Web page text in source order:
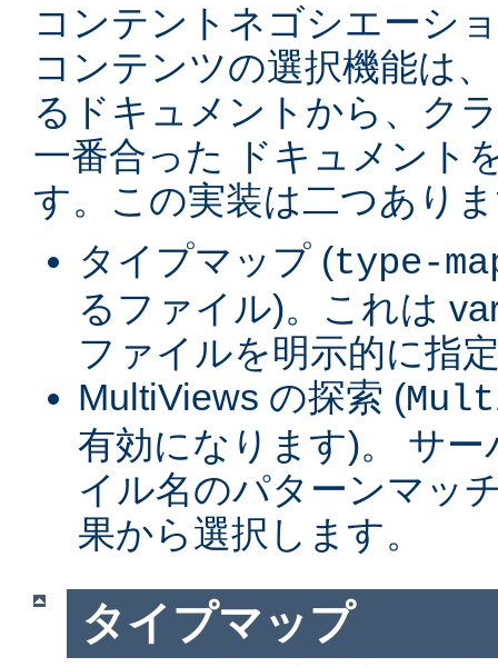
コンテントネゴシエーシ
コンテンツの選択機能は
るドキュメントから、ク
一番合った ドキュメント
す。この実装は二つあり
タイプマップ (type-
るファイル)。これは
ファイルを明示的に指
MultiViews の探索 (
有効になります)。 サ
イル名のパターンマッ
果から選択します。
タイプマップ